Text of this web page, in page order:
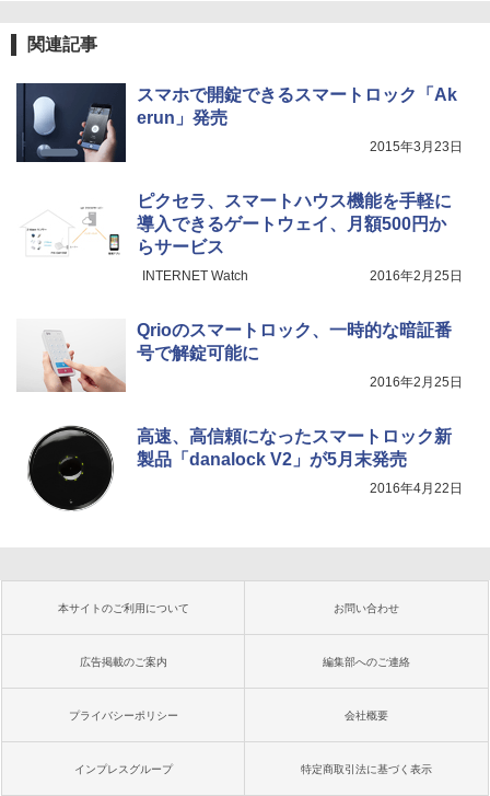
関連記事
スマホで開錠できるスマートロック「Ak
erun」発売
2015年3月23日
ピクセラ、スマートハウス機能を手軽に
導入できるゲートウェイ、月額500円か
らサービス
INTERNET Watch 2016年2月25日
Qrioのスマートロック、一時的な暗証番
号で解錠可能に
2016年2月25日
高速、高信頼になったスマートロック新
製品「danalock V2」が5月末発売
2016年4月22日
本サイトのご利用について お問い合わせ
広告掲載のご案内 編集部へのご連絡
プライバシーポリシー 会社概要
インプレスグループ 特定商取引法に基づく表示